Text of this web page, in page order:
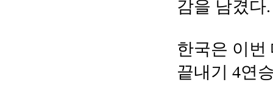
감을 남겼다.
한국은 이번
끝내기 4연